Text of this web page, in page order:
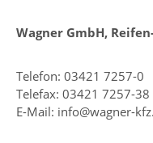
Wagner GmbH,
Telefon: 03421 7257-0
Telefax: 03421 7257-38
E-Mail: info@wagner-